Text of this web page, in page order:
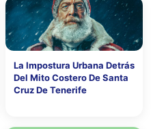
La Impostura Urbana Detrás
Del Mito Costero De Santa
Cruz De Tenerife